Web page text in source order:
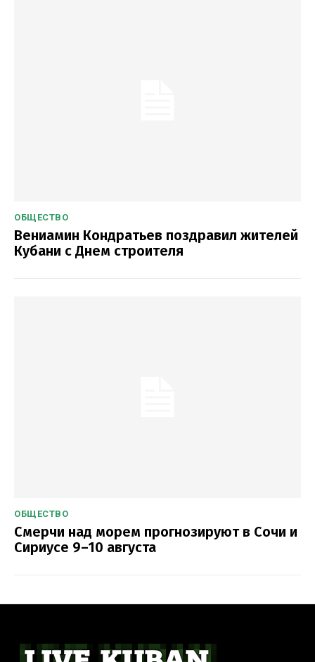
ОБЩЕСТВО
Вениамин Кондратьев поздравил жителей
Кубани с Днем строителя
ОБЩЕСТВО
Смерчи над морем прогнозируют в Сочи и
Сириусе 9–10 августа